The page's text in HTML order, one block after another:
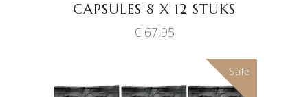
CAPSULES 8 X 12 STUKS
€67,95
Sale